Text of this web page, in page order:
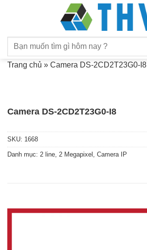
dung
Tìm
Trang chủ » Camera DS-2CD2T23G0-I8
Camera DS-2CD2T23G0-I8
SKU: 1668
Danh mục: 2 line, 2 Megapixel , Camera IP